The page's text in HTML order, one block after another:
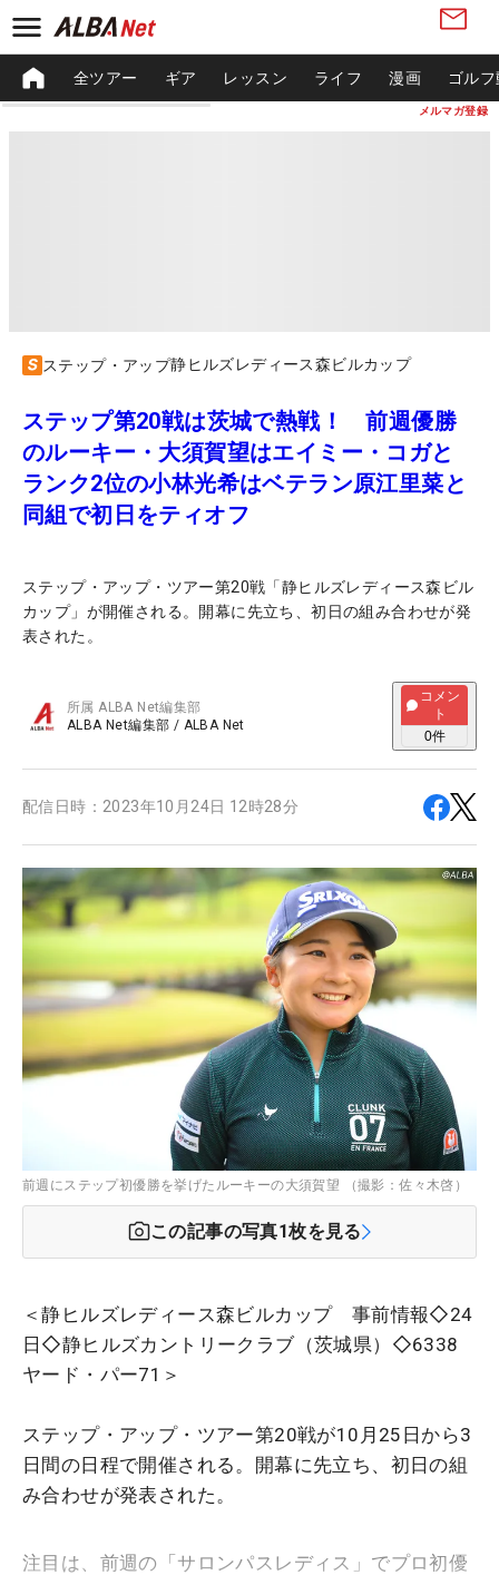
メルマガ登録
全ツアー ギア レッスン ライフ 漫画 ゴル
ステップ・アップ静ヒルズレディース森ビルカップ
ステップ第20戦は茨城で熱戦！ 前週優勝
のルーキー・大須賀望はエイミー・コガと
ランク2位の小林光希はベテラン原江里菜と
同組で初日をティオフ
ステップ・アップ・ツアー第20戦「静ヒルズレディース森ビル
カップ」が開催される。開幕に先立ち、初日の組み合わせが発
表された。
所属ALBA Net編集部
ALBA Net編集部 / ALBA Net
コメン
ト
0件
配信日時： 2023年10月24日 12時28分
前週にステップ初優勝を挙げたルーキーの大須賀望 （撮影：佐々木啓）
この記事の写真1枚を見る
＜静ヒルズレディース森ビルカップ事前情報◇24
日◇静ヒルズカントリークラブ（茨城県）◇6338
ヤード・パー71＞
ステップ・アップ・ツアー第20戦が10月25日から3
日間の日程で開催される。開幕に先立ち、初日の組
み合わせが発表された。
注目は、前週の「サロンパスレディス」でプロ初優